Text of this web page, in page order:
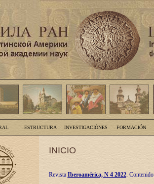
ESTRUCTURA INVESTIGACIÓNES FORMACIÓN
INICIO
Revista Iberoamérica, N 4 2022. Contenido